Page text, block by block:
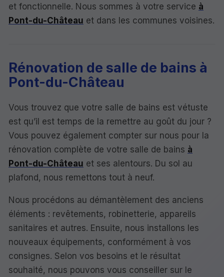
et fonctionnelle. Nous sommes à votre service à
Pont-du-Château et dans les communes voisines.
Rénovation de salle de bains à
Pont-du-Château
Vous trouvez que votre salle de bains est vétuste
est qu’il est temps de la remettre au goût du jour ?
Vous pouvez également compter sur nous pour la
rénovation complète de votre salle de bains à
Pont-du-Château et ses alentours. Du sol au
plafond, nous remettons tout à neuf.
Nous procédons au démantèlement des anciens
éléments : revêtements, robinetterie, appareils
sanitaires et autres. Ensuite, nous installons les
nouveaux équipements, conformément à vos
consignes. Selon vos besoins et le résultat
souhaité, nous pouvons vous conseiller sur le